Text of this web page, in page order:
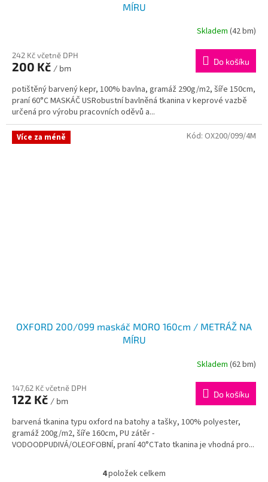
MÍRU
Skladem (42 bm)
242 Kč včetně DPH
200 Kč / bm
Do košíku
potištěný barvený kepr, 100% bavlna, gramáž 290g/m2, šíře 150cm,
praní 60°C MASKÁČ USRobustní bavlněná tkanina v keprové vazbě
určená pro výrobu pracovních oděvů a...
Více za méně
OXFORD 200/099 maskáč MORO 160cm / METRÁŽ NA
MÍRU
Skladem (62 bm)
147,62 Kč včetně DPH
122 Kč / bm
Do košíku
barvená tkanina typu oxford na batohy a tašky, 100% polyester,
gramáž 200g/m2, šíře 160cm, PU zátěr -
VODOODPUDIVÁ/OLEOFOBNÍ, praní 40°CTato tkanina je vhodná pro...
Kód: OX200/099/4M
O
4položek celkem